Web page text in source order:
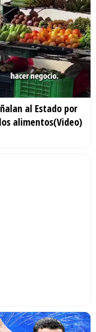
al Estado por
alimentos(Video)